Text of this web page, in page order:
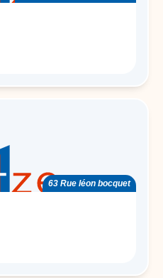
63 Rue léon bocquet